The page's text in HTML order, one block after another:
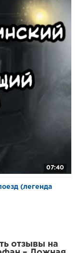
07:40
(легенда
отзывы на